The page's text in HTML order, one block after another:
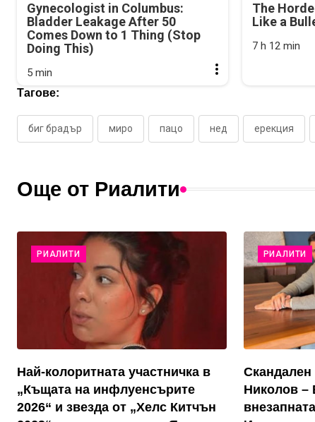
Gynecologist in Columbus:
Bladder Leakage After 50
Comes Down to 1 Thing (Stop
Doing This)
5 min
The
Like a
7 h 12 min
Тагове:
биг брадър миро пацо нед ерекция
Още от Риалити
РИАЛИТИ
Най-колоритната участничка в
„Къщата на инфлуенсърите
2026“ и звезда от „Хелс Китчън
РИАЛИТИ
Николов –